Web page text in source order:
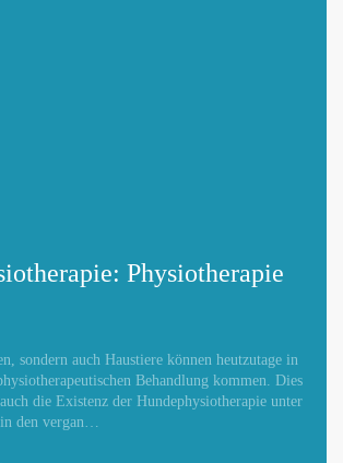
Physiotherapie
sondern auch Haustiere können heutzutage in
Behandlung kommen. Dies
die Existenz der Hundephysiotherapie unter
den vergan…